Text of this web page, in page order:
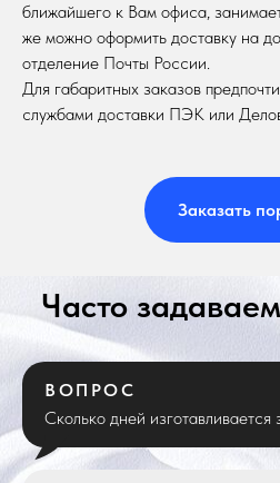
ближайшего к Вам офиса,
же можно оформить доставку на
отделение Почты России.
Для габаритных заказов
службами доставки ПЭК или
Заказать
Часто
ВОПРОС
Сколько дней изготавливается